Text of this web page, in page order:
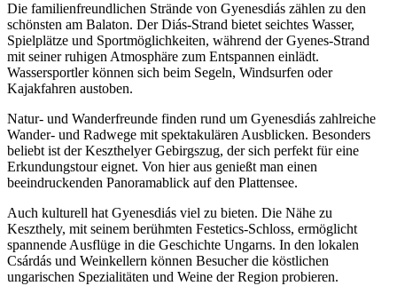
Die familienfreundlichen Strände von Gyenesdiás zählen zu den
schönsten am Balaton. Der Diás-Strand bietet seichtes Wasser,
Spielplätze und Sportmöglichkeiten, während der Gyenes-Strand
mit seiner ruhigen Atmosphäre zum Entspannen einlädt.
Wassersportler können sich beim Segeln, Windsurfen oder
Kajakfahren austoben.
Natur- und Wanderfreunde finden rund um Gyenesdiás zahlreiche
Wander- und Radwege mit spektakulären Ausblicken. Besonders
beliebt ist der Keszthelyer Gebirgszug, der sich perfekt für eine
Erkundungstour eignet. Von hier aus genießt man einen
beeindruckenden Panoramablick auf den Plattensee.
Auch kulturell hat Gyenesdiás viel zu bieten. Die Nähe zu
Keszthely, mit seinem berühmten Festetics-Schloss, ermöglicht
spannende Ausflüge in die Geschichte Ungarns. In den lokalen
Csárdás und Weinkellern können Besucher die köstlichen
ungarischen Spezialitäten und Weine der Region probieren.